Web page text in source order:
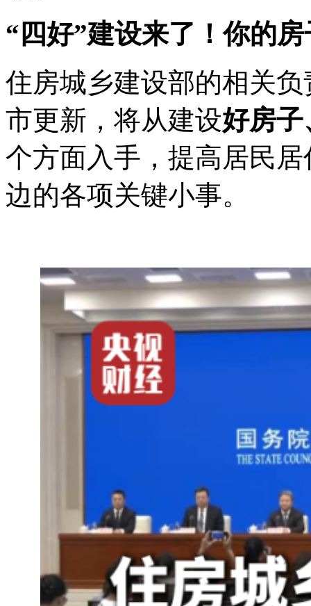
“四好”建设来了！你的
住房城乡建设部的相关
市更新，将从建设好房
个方面入手，提高居民
边的各项关键小事。